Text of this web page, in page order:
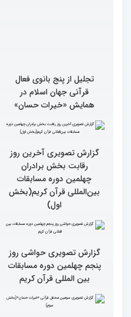
تجلیل از پنج بانوی فعال
قرآنی جهان اسلام در
همایش «خیرات حسان»
رقابت بخش برادران
چهلمین دوره مسابقات
بین‌المللی قرآن کریم(بخش
اول)